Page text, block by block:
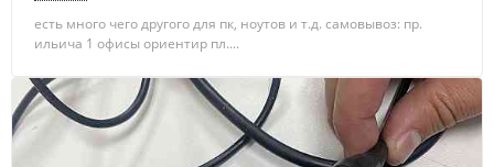
есть много чего другого для пк, ноутов и т.д. самовывоз: пр.
ильича 1 офисы ориентир пл....